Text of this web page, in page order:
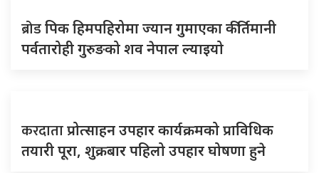
ब्रोडपिक हिमपहिरोमा ज्यान गुमाएका कीर्तिमानी
पर्वतारोही गुरुङको शव नेपाल ल्याइयो
करदाताप्रोत्साहन उपहार कार्यक्रमको प्राविधिक
तयारी पूरा, शुक्रबार पहिलो उपहार घोषणा हुने